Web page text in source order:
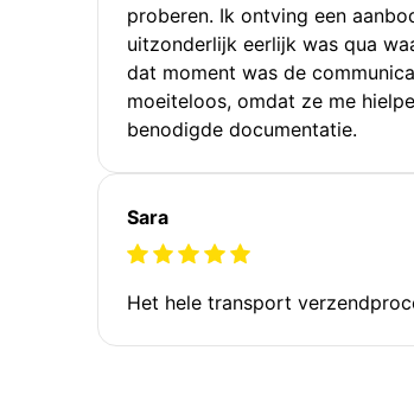
proberen. Ik ontving een
uitzonderlijk eerlijk was qua
dat moment was de
moeiteloos, omdat ze me
benodigde documentatie.
Sara
Het hele transport